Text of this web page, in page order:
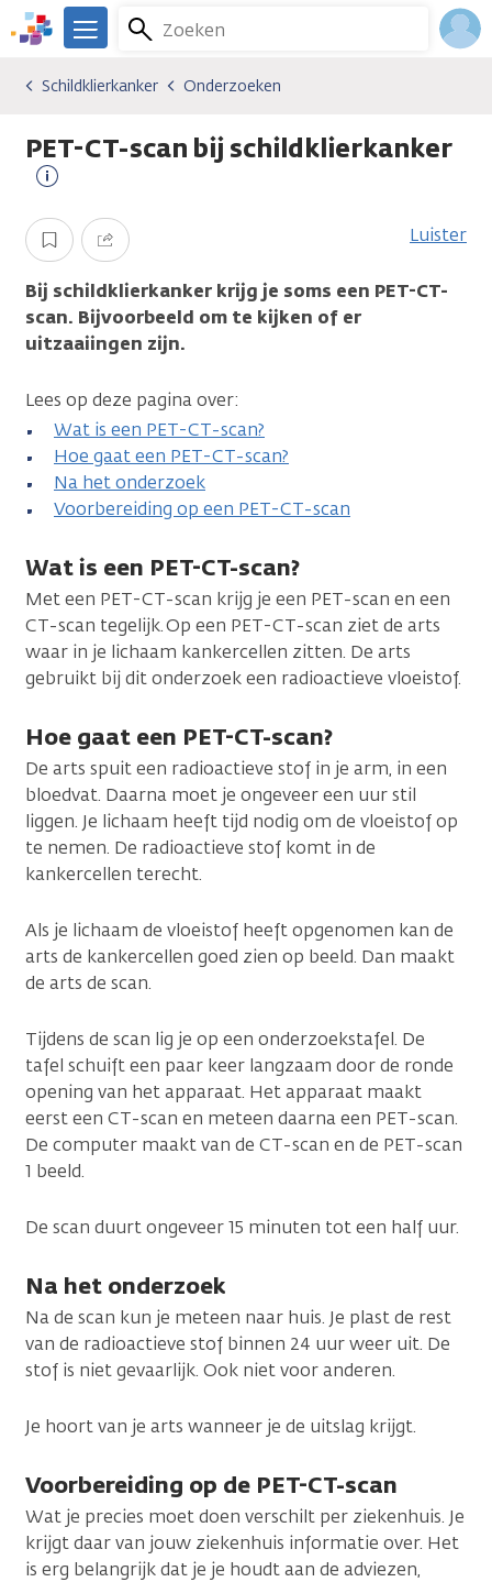
Overslaan
en
gaan
We
er
je.
Kanker.nl
Zoeken
Menu
Kankersoorten
Schildklierkanker
Onderzoeken
Schildklierkanker Onderzoeken
PET-CT-scan bij schildklierkanker
informatie
Opslaan Delen Luister
Bij schildklierkanker krijg je soms een PET-CT-
scan. Bijvoorbeeld om te kijken of er
uitzaaiingen zijn.
Lees op deze pagina over:
Wat is een PET-CT-scan?
Hoe gaat een PET-CT-scan?
Na het onderzoek
Voorbereiding op een PET-CT-scan
Wat is een PET-CT-scan?
Met een PET-CT-scan krijg je een PET-scan en een
CT-scan tegelijk. Op een PET-CT-scan ziet de arts
waar in je lichaam kankercellen zitten. De arts
gebruikt bij dit onderzoek een radioactieve vloeistof.
Hoe gaat een PET-CT-scan?
De arts spuit een radioactieve stof in je arm, in een
bloedvat. Daarna moet je ongeveer een uur stil
liggen. Je lichaam heeft tijd nodig om de vloeistof op
te nemen. De radioactieve stof komt in de
kankercellen terecht.
Als je lichaam de vloeistof heeft opgenomen kan de
arts de kankercellen goed zien op beeld. Dan maakt
de arts de scan.
Tijdens de scan lig je op een onderzoekstafel. De
tafel schuift een paar keer langzaam door de ronde
opening van het apparaat. Het apparaat maakt
eerst een CT-scan en meteen daarna een PET-scan.
De computer maakt van de CT-scan en de PET-scan
1 beeld.
De scan duurt ongeveer 15 minuten tot een half uur.
Na het onderzoek
Na de scan kun je meteen naar huis. Je plast de rest
van de radioactieve stof binnen 24 uur weer uit. De
stof is niet gevaarlijk. Ook niet voor anderen.
Je hoort van je arts wanneer je de uitslag krijgt.
Voorbereiding op de PET-CT-scan
Wat je precies moet doen verschilt per ziekenhuis. Je
krijgt daar van jouw ziekenhuis informatie over. Het
is erg belangrijk dat je je houdt aan de adviezen,